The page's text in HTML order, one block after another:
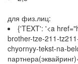
для физ.лиц:
{'TEXT': '<a
brother-tze-211-
chyornyy-tekst-na-